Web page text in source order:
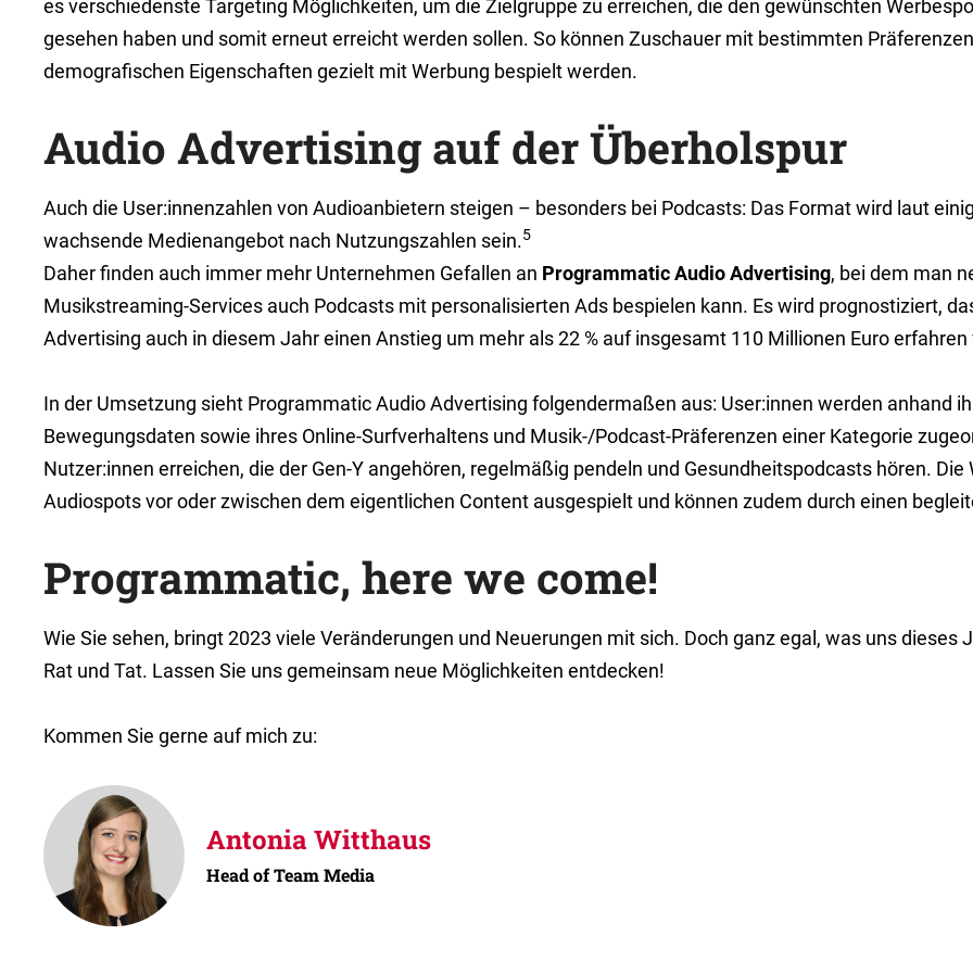
es verschiedenste Targeting Möglichkeiten, um die Zielgruppe zu erreichen, die den gewünschten
gesehen haben und somit erneut erreicht werden sollen. So können Zuschauer mit bestimmten
demografischen Eigenschaften gezielt mit Werbung bespielt werden.
Audio Advertising auf der Überholspur
Auch die User:innenzahlen von Audioanbietern steigen – besonders bei Podcasts: Das Format wird laut
wachsende Medienangebot nach Nutzungszahlen sein.5
Daher finden auch immer mehr Unternehmen Gefallen an Programmatic Audio Advertising, bei dem man
Musikstreaming-Services auch Podcasts mit personalisierten Ads bespielen kann. Es wird prognostiziert,
Advertising auch in diesem Jahr einen Anstieg um mehr als 22 % auf insgesamt 110 Millionen Euro
In der Umsetzung sieht Programmatic Audio Advertising folgendermaßen aus: User:innen werden anhand
Bewegungsdaten sowie ihres Online-Surfverhaltens und Musik-/Podcast-Präferenzen einer Kategorie
Nutzer:innen erreichen, die der Gen-Y angehören, regelmäßig pendeln und Gesundheitspodcasts hören.
Audiospots vor oder zwischen dem eigentlichen Content ausgespielt und können zudem durch einen
Programmatic, here we come!
Wie Sie sehen, bringt 2023 viele Veränderungen und Neuerungen mit sich. Doch ganz egal, was uns
Rat und Tat. Lassen Sie uns gemeinsam neue Möglichkeiten entdecken!
Kommen Sie gerne auf mich zu:
Antonia Witthaus
Head of Team Media